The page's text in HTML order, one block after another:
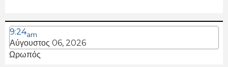
9:24am
Αύγουστος 06, 2026
Ωρωπός